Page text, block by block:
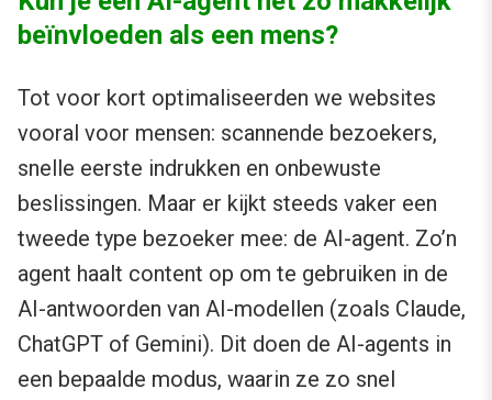
beïnvloeden als een mens?
Tot voor kort optimaliseerden we websites
vooral voor mensen: scannende bezoekers,
snelle eerste indrukken en onbewuste
beslissingen. Maar er kijkt steeds vaker een
tweede type bezoeker mee: de AI-agent. Zo’n
agent haalt content op om te gebruiken in de
AI-antwoorden van AI-modellen (zoals Claude,
ChatGPT of Gemini). Dit doen de AI-agents in
een bepaalde modus, waarin ze zo snel